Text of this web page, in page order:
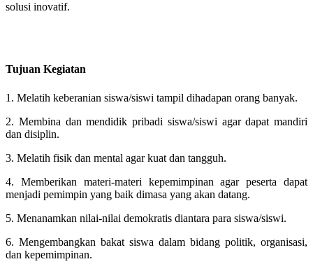
solusi inovatif.
Tujuan Kegiatan
1. Melatih keberanian siswa/siswi tampil dihadapan orang banyak.
2. Membina dan mendidik pribadi siswa/siswi agar dapat mandiri
dan disiplin.
3. Melatih fisik dan mental agar kuat dan tangguh.
4. Memberikan materi-materi kepemimpinan agar peserta dapat
menjadi pemimpin yang baik dimasa yang akan datang.
5. Menanamkan nilai-nilai demokratis diantara para siswa/siswi.
6. Mengembangkan bakat siswa dalam bidang politik, organisasi,
dan kepemimpinan.